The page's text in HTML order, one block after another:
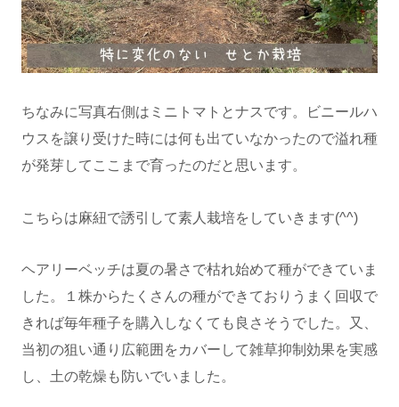
ちなみに写真右側はミニトマトとナスです。ビニールハ
ウスを譲り受けた時には何も出ていなかったので溢れ種
が発芽してここまで育ったのだと思います。
こちらは麻紐で誘引して素人栽培をしていきます(^^)
ヘアリーベッチは夏の暑さで枯れ始めて種ができていま
した。１株からたくさんの種ができておりうまく回収で
きれば毎年種子を購入しなくても良さそうでした。又、
当初の狙い通り広範囲をカバーして雑草抑制効果を実感
し、土の乾燥も防いでいました。